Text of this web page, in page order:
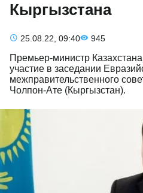
Кыргызстана
25.08.22, 09:40 945
Премьер-министр Казахстана
участие в заседании
межправительственного
Чолпон-Ате (Кыргызстан).